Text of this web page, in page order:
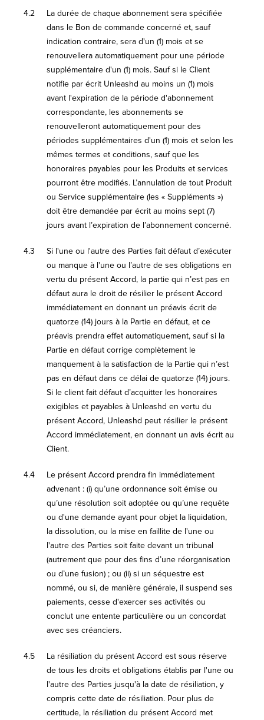
4.2
La durée de chaque abonnement sera spécifiée
dans le Bon de commande concerné et, sauf
indication contraire, sera d'un (1) mois et se
renouvellera automatiquement pour une période
supplémentaire d'un (1) mois. Sauf si le Client
notifie par écrit Unleashd au moins un (1) mois
avant l'expiration de la période d'abonnement
correspondante, les abonnements se
renouvelleront automatiquement pour des
périodes supplémentaires d'un (1) mois et selon les
mêmes termes et conditions, sauf que les
honoraires payables pour les Produits et services
pourront être modifiés. L’annulation de tout Produit
ou Service supplémentaire (les « Suppléments »)
doit être demandée par écrit au moins sept (7)
jours avant l’expiration de l’abonnement concerné.
4.3
Si l'une ou l'autre des Parties fait défaut d’exécuter
ou manque à l'une ou l’autre de ses obligations en
vertu du présent Accord, la partie qui n’est pas en
défaut aura le droit de résilier le présent Accord
immédiatement en donnant un préavis écrit de
quatorze (14) jours à la Partie en défaut, et ce
préavis prendra effet automatiquement, sauf si la
Partie en défaut corrige complètement le
manquement à la satisfaction de la Partie qui n’est
pas en défaut dans ce délai de quatorze (14) jours.
Si le client fait défaut d’acquitter les honoraires
exigibles et payables à Unleashd en vertu du
présent Accord, Unleashd peut résilier le présent
Accord immédiatement, en donnant un avis écrit au
Client.
4.4
Le présent Accord prendra fin immédiatement
advenant : (i) qu’une ordonnance soit émise ou
qu’une résolution soit adoptée ou qu’une requête
ou d'une demande ayant pour objet la liquidation,
la dissolution, ou la mise en faillite de l'une ou
l'autre des Parties soit faite devant un tribunal
(autrement que pour des fins d’une réorganisation
ou d’une fusion) ; ou (ii) si un séquestre est
nommé, ou si, de manière générale, il suspend ses
paiements, cesse d'exercer ses activités ou
conclut une entente particulière ou un concordat
avec ses créanciers.
4.5
La résiliation du présent Accord est sous réserve
de tous les droits et obligations établis par l'une ou
l'autre des Parties jusqu'à la date de résiliation, y
compris cette date de résiliation. Pour plus de
certitude, la résiliation du présent Accord met